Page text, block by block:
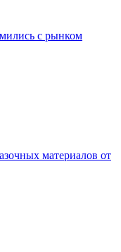
с рынком
материалов от